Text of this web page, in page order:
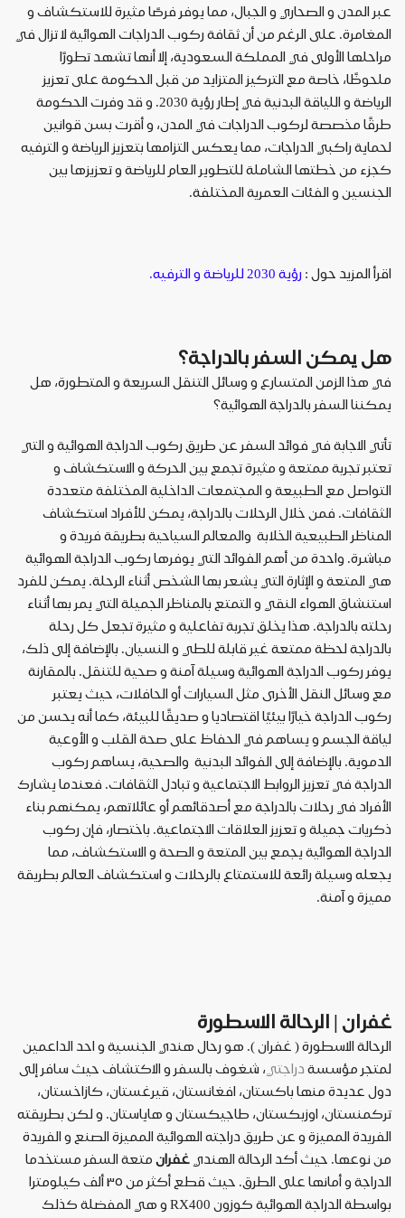
عبر المدن و الصحاري و الجبال، مما يوفر فرصًا مثيرة للاستكشاف و
المغامرة. على الرغم من أنثقافة ركوب الدراجات الهوائية لاتزال في
مراحلها الأولى في المملكة السعودية، إلا أنهاتشهد تطورًا
ملحوظًا، خاصة مع التركيز المتزايد من قبل الحكومة علىتعزيز
الرياضة و اللياقة البدنية في إطار رؤية و قد وفرت الحكومة
طرقًا مخصصة لركوب الدراجات في المدن، و أقرت بسن قوانين
لحماية راكبي الدراجات، مما يعكس التزامها بتعزيز الرياضة و الترفيه
كجزء من خطتها الشاملة للتطوير العام للرياضة وتعزيزها بين
الجنسين و الفئات العمرية المختلفة.
اقرأ المزيد حول : رؤية للرياضة و الترفيه.
هل يمكن السفر بالدراجة؟
في هذا الزمن المتسارع و وسائل التنقل السريعة و المتطورة، هل
يمكننا السفر بالدراجة الهوائية؟
تأتي الاجابة في فوائد السفر عن طريق ركوب الدراجة الهوائية و التي
تعتبر تجربة ممتعة و مثيرةتجمع بين الحركة و الاستكشاف و
التواصل مع الطبيعة و المجتمعات الداخلية المختلفة متعددة
الثقافات. فمن خلال الرحلات بالدراجة، يمكن للأفراد استكشاف
المناظر الطبيعية الخلابة والمعالم السياحية بطريقة فريدة و
مباشرة. واحدة من أهم الفوائد التي يوفرها ركوب الدراجة الهوائية
هي
المتعة و الإثارة التي يشعر بها الشخص أثناء الرحلة. يمكن للفرد
استنشاق الهواء النقي و التمتع بالمناظر الجميلة التي يمر بها أثناء
رحلته بالدراجة. هذا يخلقتجربةتفاعلية و مثيرةتجعل كل رحلة
بالدراجة لحظة ممتعة غير قابلة للطي و النسيان. بالإضافة إلى ذلك،
يوفر ركوب الدراجة الهوائية وسيلة آمنة و صحية للتنقل. بالمقارنة
مع وسائل النقل الأخرى مثل السيارات أو الحافلات، حيث يعتبر
ركوب الدراجة خيارًا بيئيًا اقتصاديا و صديقًا للبيئة، كما أنه يحسن من
لياقة الجسم و يساهم في الحفاظ على صحة القلب و الأوعية
الدموية. بالإضافة إلى الفوائد البدنية والصحية، يساهم ركوب
الدراجة في تعزيز الروابط الاجتماعية وتبادل الثقافات. فعندما يشارك
الأفراد في رحلات بالدراجة مع أصدقائهم أو عائلاتهم، يمكنهم بناء
ذكريات جميلة وتعزيز العلاقات الاجتماعية. باختصار، فإن ركوب
الدراجة الهوائية يجمع بين المتعة و الصحة و الاستكشاف، مما
يجعله وسيلة رائعة للاستمتاع بالرحلات و استكشاف العالم بطريقة
مميزة و آمنة.
غفران | الرحالة الاسطورة
الرحالة الاسطورة( غفران). هو رحال هندي الجنسية و احد الداعمين
لمتجر مؤسسة دراجتي ، شغوف بالسفر و الاكتشاف حيث سافر إلى
دول عديدة منها باكستان، افغانستان، قيرغستان، كازاخستان،
تركمنستان، اوزبكستان، طاجيكستان و هاياستان. و لكن بطريقته
الفريدة المميزة و عن طريق دراجته الهوائية المميزة الصنع و الفريدة
من نوعها. حيث أكد الرحالة الهندي غفران متعة السفر مستخدما
الدراجة و أمانها على الطرق. حيث قطع أكثر من ٣٥ ألف كيلومترا
بواسطة الدراجة الهوائية كوزون و هي المفضلة كذلك